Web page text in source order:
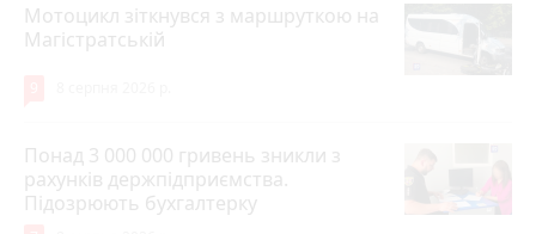
Мотоцикл зіткнувся з маршруткою на
Магістратській
Понад 3 000 000 гривень зникли з
рахунків держпідприємства.
Підозрюють бухгалтерку